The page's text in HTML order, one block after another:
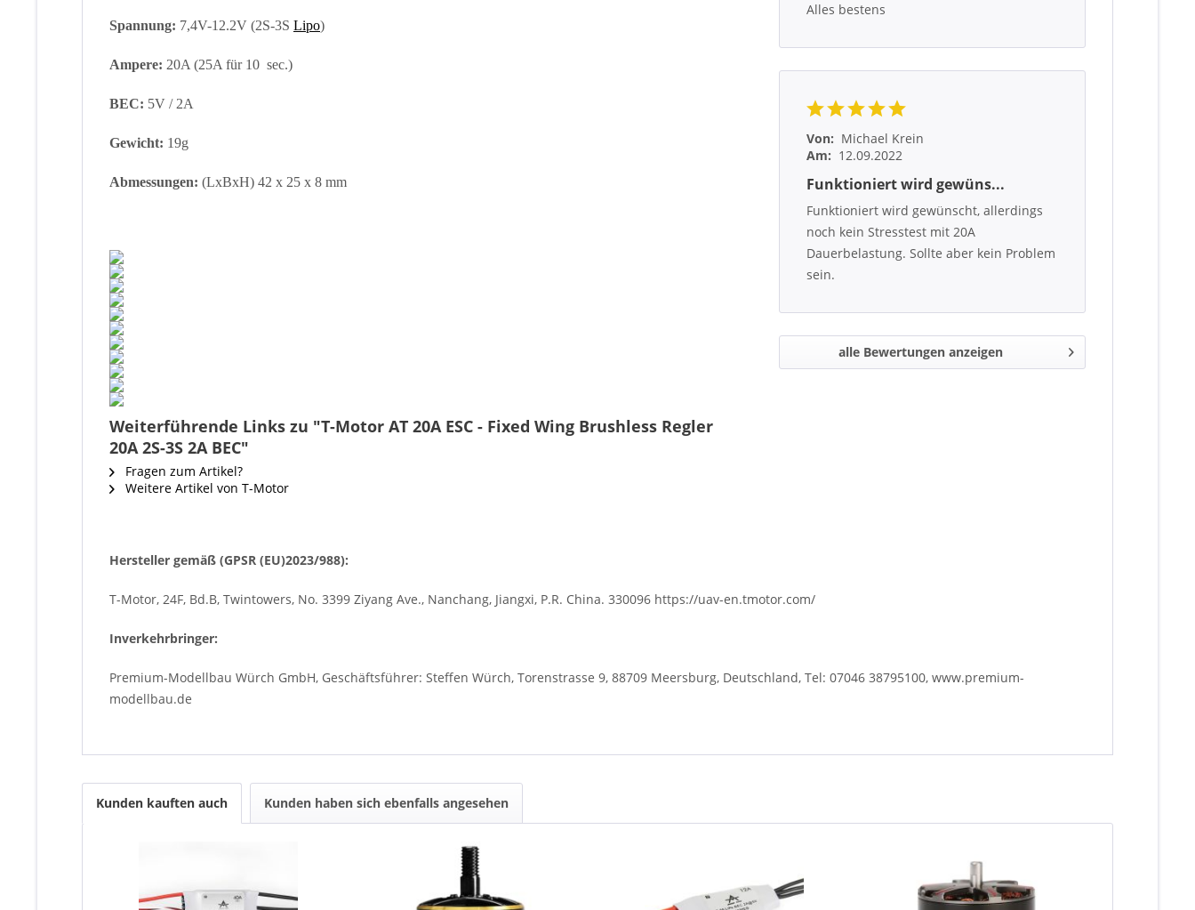
Spannung: 7,4V-12.2V (2S-3S Lipo)
Ampere: 20A (25A für 10 sec.)
BEC: 5V / 2A
Gewicht: 19g
Abmessungen: (LxBxH) 42 x 25 x 8 mm
Weiterführende Links zu "T-Motor AT 20A ESC - Fixed Wing Brushless Regler
20A 2S-3S 2A BEC"
Fragen zum Artikel?
Weitere Artikel von T-Motor
Alles bestens
Von: Michael Krein
Am: 12.09.2022
Funktioniert wird gewüns...
Funktioniert wird gewünscht, allerdings
noch kein Stresstest mit 20A
Dauerbelastung. Sollte aber kein Problem
sein.
alle Bewertungen anzeigen
Hersteller gemäß (GPSR (EU)2023/988):
T-Motor, 24F, Bd.B, Twintowers, No. 3399 Ziyang Ave., Nanchang, Jiangxi, P.R. China. 330096 https://uav-en.tmotor.com/
Inverkehrbringer:
Premium-Modellbau Würch GmbH, Geschäftsführer: Steffen Würch, Torenstrasse 9, 88709 Meersburg, Deutschland, Tel: 07046 38795100, www.premium-
modellbau.de
Kunden kauften auch Kunden haben sich ebenfalls angesehen